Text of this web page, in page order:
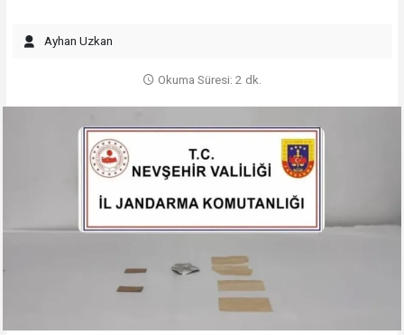
Ayhan Uzkan
Okuma Süresi: 2 dk.